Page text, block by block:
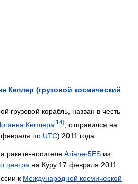
Кеплер (грузовой космический
грузовой корабль, назван в честь
Кеплера[14]
, отправился на
по UTC) 2011 года.
ракете-носителе Ariane-5ES из
центра на Куру 17 февраля 2011
к Международной космической